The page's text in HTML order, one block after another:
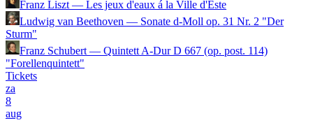
Franz Liszt — Les jeux d'eaux á la Ville d'Este
Ludwig van Beethoven — Sonate d-Moll op. 31 Nr. 2 "Der
Sturm"
Franz Schubert — Quintett A-Dur D 667 (op. post. 114)
"Forellenquintett"
Tickets
za
8
aug